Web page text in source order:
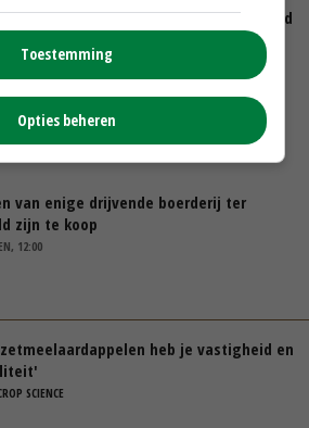
mais van Frijns doet het verrassend
10:00
veroorzaakt steeds meer problemen:
afgelopen week al leeg’
van enige drijvende boerderij ter
zijn te koop
12:00
heb je vastigheid en
SCIENCE
Toestemming
Opties beheren